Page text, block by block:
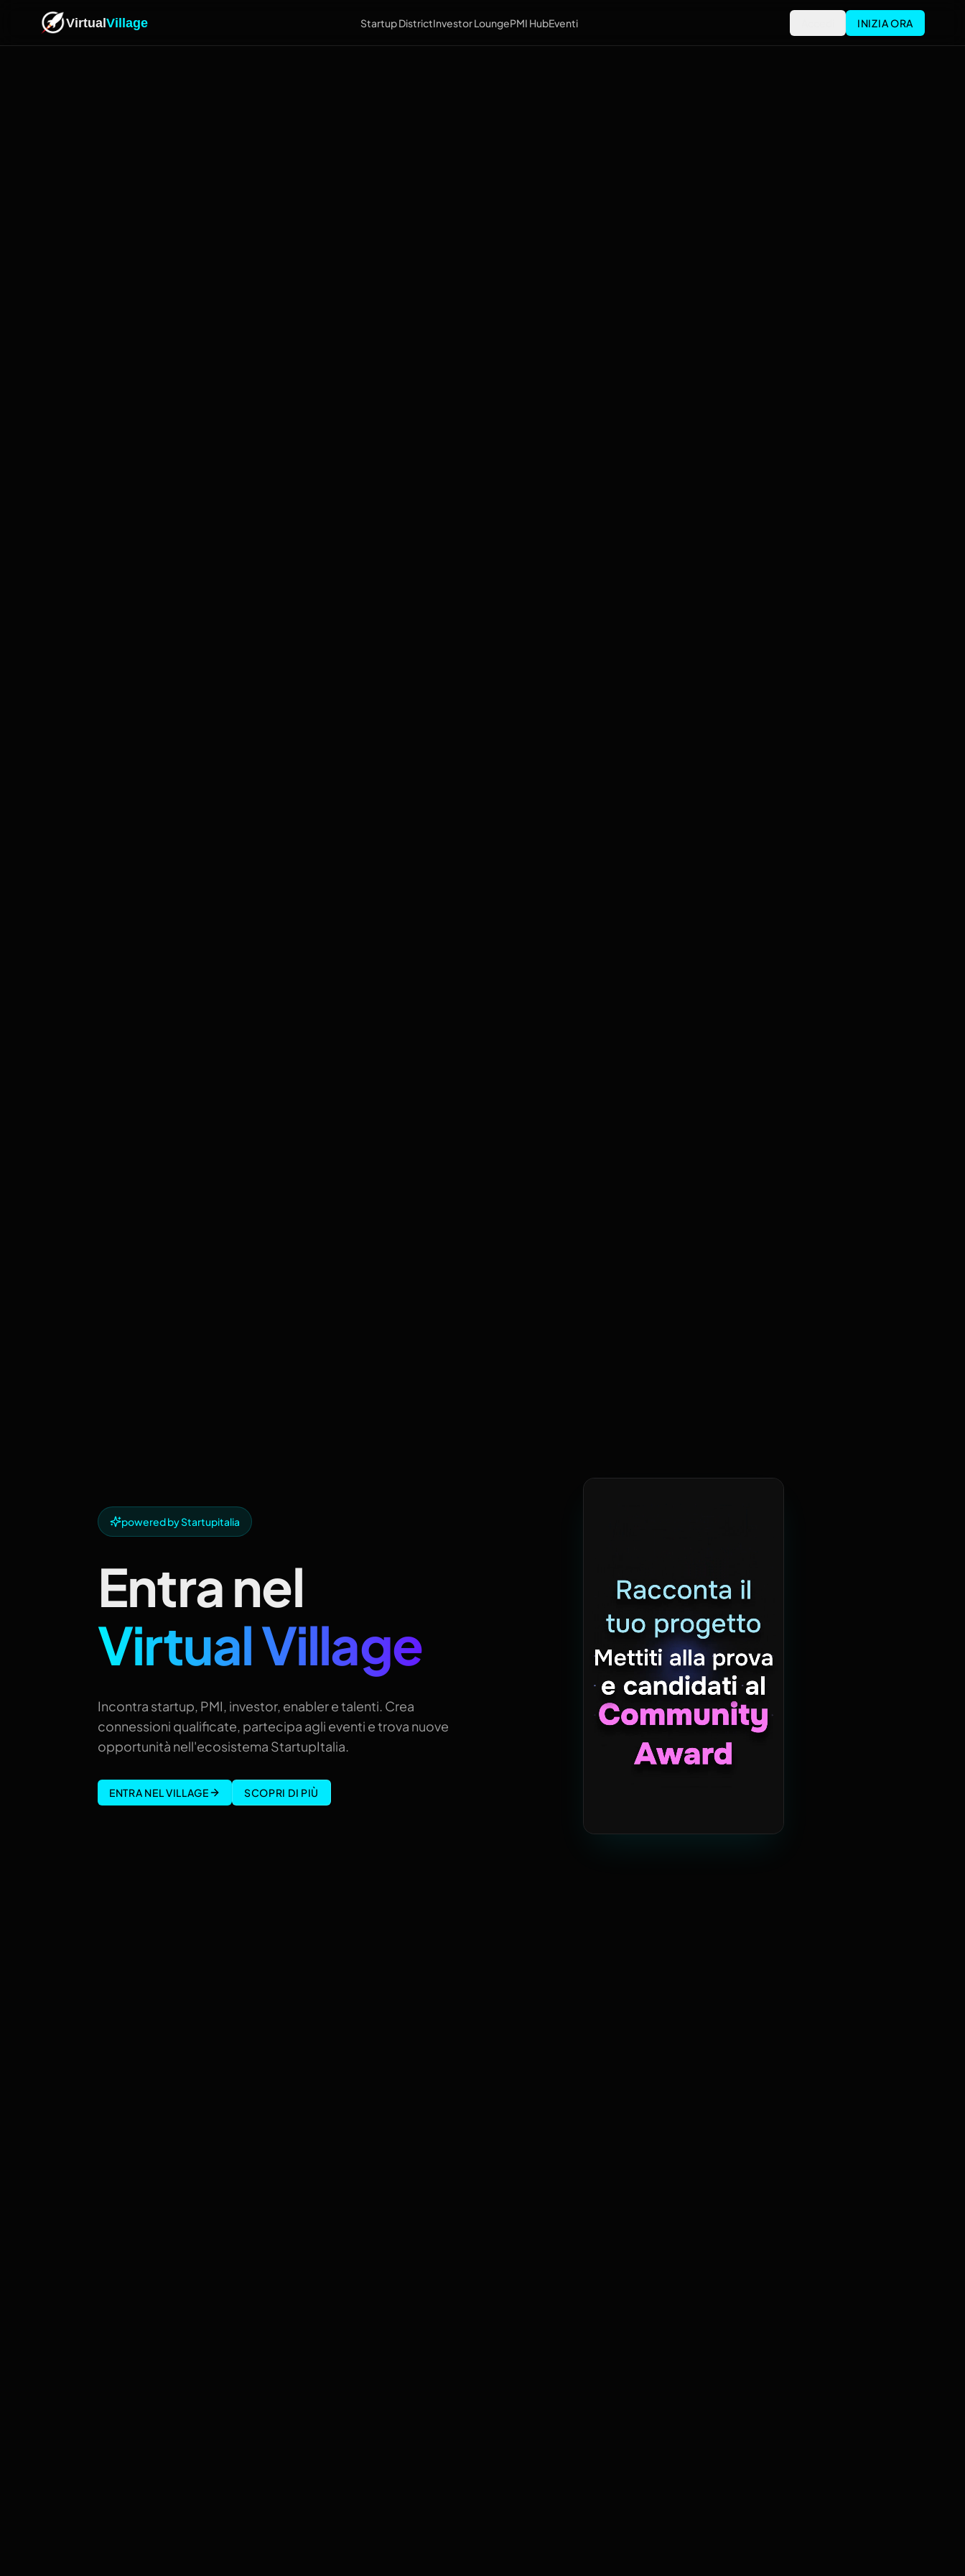
VirtualVillage Startup DistrictInvestor LoungePMI HubEventi INIZIA ORA
powered by Startupitalia
Entra nel
Virtual Village
Incontra startup, PMI, investor, enabler e talenti. Crea
connessioni qualificate, partecipa agli eventi e trova nuove
opportunità nell'ecosistema StartupItalia.
ENTRA NEL VILLAGE SCOPRI DI PIÙ